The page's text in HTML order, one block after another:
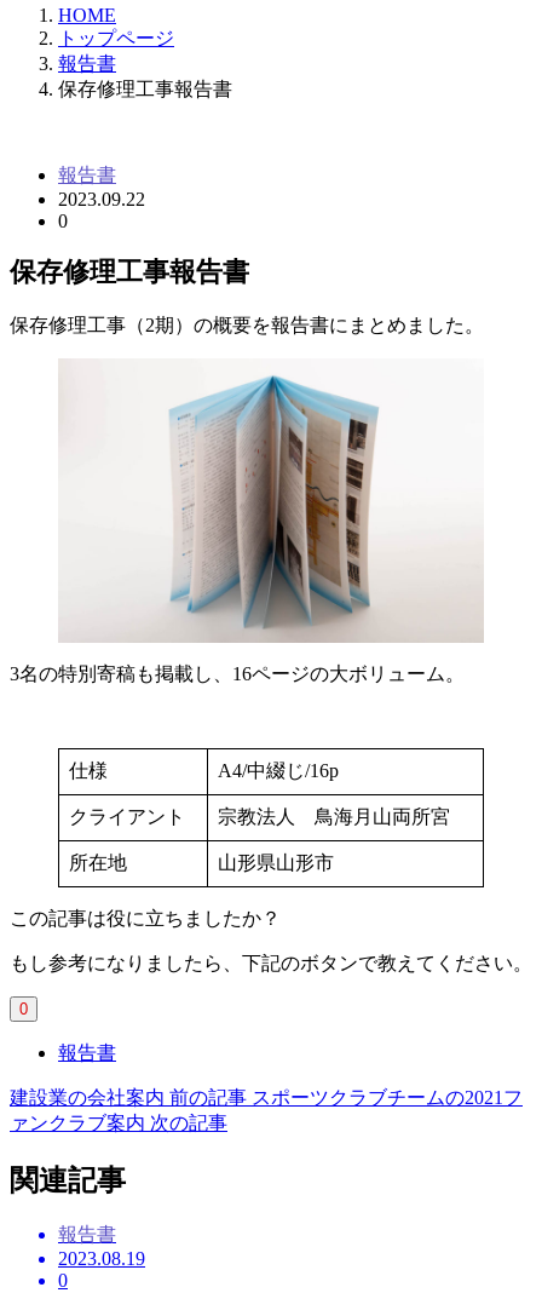
HOME
トップページ
報告書
保存修理工事報告書
報告書
2023.09.22
0
保存修理工事報告書
保存修理工事（2期）の概要を報告書にまとめました。
3名の特別寄稿も掲載し、16ページの大ボリューム。
仕様 A4/中綴じ/16p
クライアント 宗教法人 鳥海月山両所宮
所在地 山形県山形市
この記事は役に立ちましたか？
もし参考になりましたら、下記のボタンで教えてください。
0
報告書
建設業の会社案内 前の記事 スポーツクラブチームの2021フ
ァンクラブ案内 次の記事
関連記事
報告書
2023.08.19
0